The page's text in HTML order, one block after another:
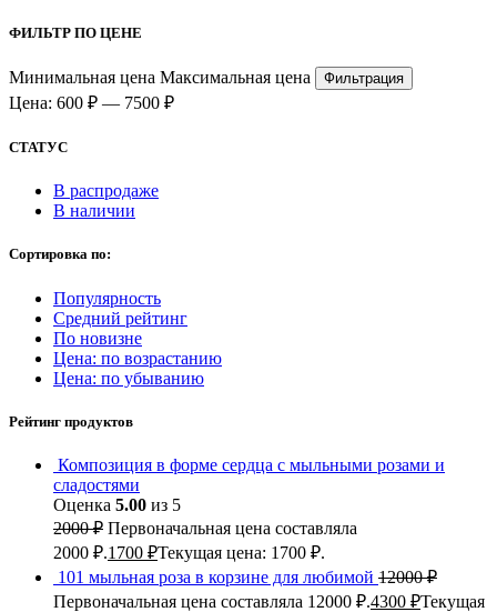
ФИЛЬТР ПО ЦЕНЕ
Минимальная цена Максимальная цена Фильтрация
Цена: 600 ₽ — 7500 ₽
СТАТУС
В распродаже
В наличии
Сортировка по:
Популярность
Средний рейтинг
По новизне
Цена: по возрастанию
Цена: по убыванию
Рейтинг продуктов
Композиция в форме сердца с мыльными розами и
сладостями
Оценка 5.00 из 5
2000₽ Первоначальная цена составляла
2000 ₽.1700 ₽Текущая цена: 1700 ₽.
101 мыльная роза в корзине для любимой 12000₽
Первоначальная цена составляла 12000 ₽.4300 ₽Текущая